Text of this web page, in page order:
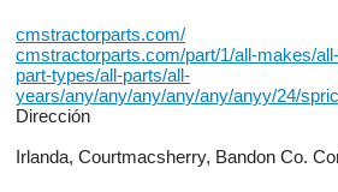
cmstractorparts.com/
cmstractorparts.com/part/1/all-makes/
part-types/all-parts/all-
years/any/any/any/any/any/anyy/24/
Dirección
Irlanda, Courtmacsherry, Bandon Co.